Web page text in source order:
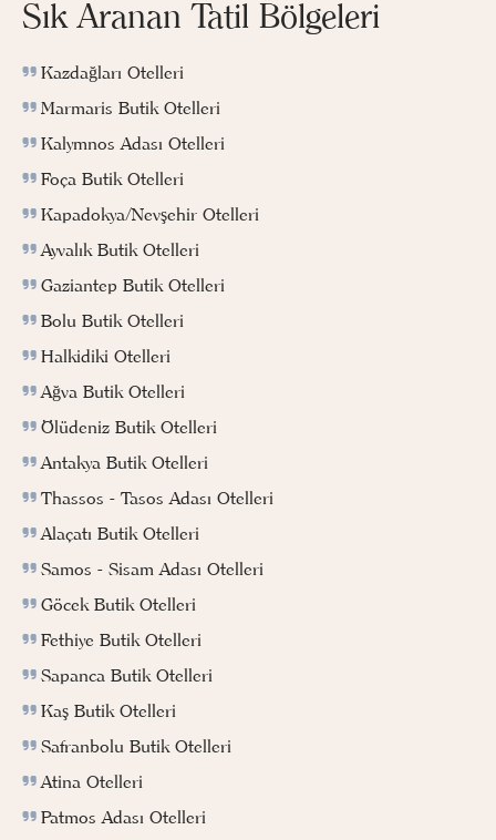
Sık Aranan Tatil Bölgeleri
Kazdağları Otelleri
Marmaris Butik Otelleri
Kalymnos Adası Otelleri
Foça Butik Otelleri
Kapadokya/Nevşehir Otelleri
Ayvalık Butik Otelleri
Gaziantep Butik Otelleri
Bolu Butik Otelleri
Halkidiki Otelleri
Ağva Butik Otelleri
Ölüdeniz Butik Otelleri
Antakya Butik Otelleri
Thassos - Tasos Adası Otelleri
Alaçatı Butik Otelleri
Samos - Sisam Adası Otelleri
Göcek Butik Otelleri
Fethiye Butik Otelleri
Sapanca Butik Otelleri
Kaş Butik Otelleri
Safranbolu Butik Otelleri
Atina Otelleri
Patmos Adası Otelleri